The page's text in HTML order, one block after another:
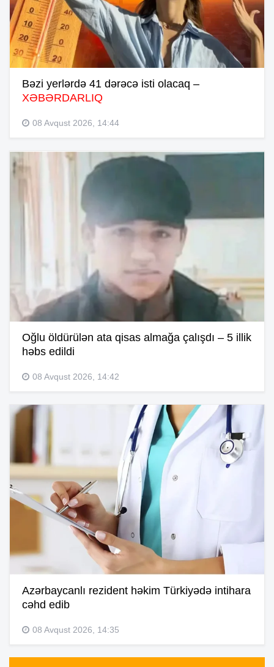
Bəzi yerlərdə 41 dərəcə isti olacaq –
XƏBƏRDARLIQ
08 Avqust 2026, 14:44
Oğlu öldürülən ata qisas almağa çalışdı – 5 illik
həbs edildi
08 Avqust 2026, 14:42
Azərbaycanlı rezident həkim Türkiyədə intihara
cəhd edib
08 Avqust 2026, 14:35